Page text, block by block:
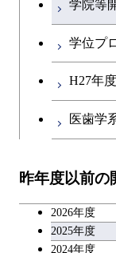
学院等
学位プ
H27年
医歯学
昨年度以前の
2026年度
2025年度
2024年度